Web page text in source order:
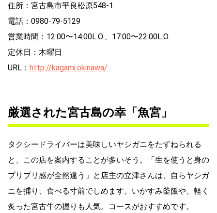
住所：宮古島市平良松原548-1
電話：0980-79-5129
営業時間：12:00〜14:00L.O.、17:00〜22:00L.O.
定休日：木曜日
URL： http://kagami.okinawa/
厳選された宮古島の幸「魚宮」
タクシードライバーは美味しいヤシガニをたずねられる
と、この店を案内することが多いそう。「生を使うと身の
プリプリ感が全然違う」と店主の立津さんは、自らヤシガ
ニを捕り、食べる寸前でしめます。いかすみ釜飯や、軽く
炙った宮古牛の握りも人気。コースがおすすめです。